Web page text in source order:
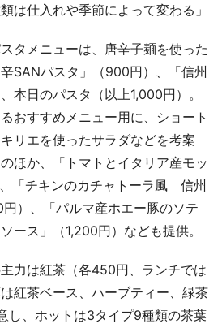
は仕入れや季節によって変わる」
タメニューは、唐辛子麺を使った
SANパスタ」（900円）、「信州
本日のパスタ（以上1,000円）。
おすすめメニュー用に、ショート
リエを使ったサラダなどを考案
ほか、「トマトとイタリア産モッ
「チキンのカチャトーラ風 信州
円）、「パルマ産ホエー豚のソテ
ス」（1,200円）なども提供。
力は紅茶（各450円、ランチでは
紅茶ベース、ハーブティー、緑茶
し、ホットは3タイプ9種類の茶葉